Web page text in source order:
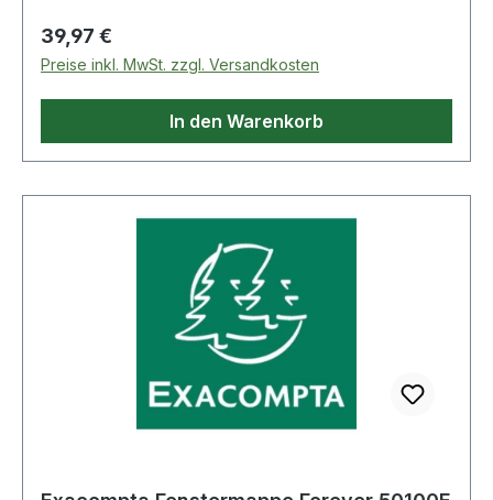
Regulärer Preis:
39,97 €
Preise inkl. MwSt. zzgl. Versandkosten
In den Warenkorb